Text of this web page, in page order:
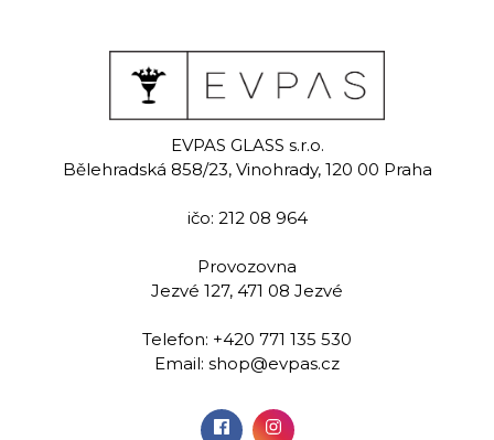
EVPAS GLASS s.r.o.
Bělehradská 858/23, Vinohrady, 120 00 Praha
ičo: 212 08 964
Provozovna
Jezvé 127, 471 08 Jezvé
Telefon: +420 771 135 530
Email: shop@evpas.cz